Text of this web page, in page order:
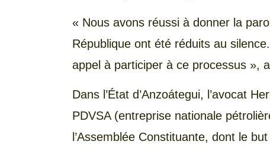
« Nous avons réussi à donner la
République ont été réduits au
appel à participer à ce processus »,
Dans l’État d’Anzoátegui, l’avocat
PDVSA (entreprise nationale
l’Assemblée Constituante, dont le